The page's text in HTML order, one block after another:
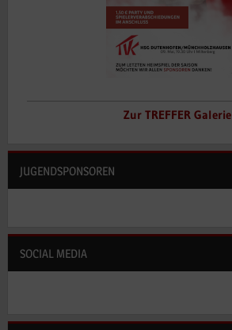
Zur TREFFER Galerie
JUGENDSPONSOREN
SOCIAL MEDIA